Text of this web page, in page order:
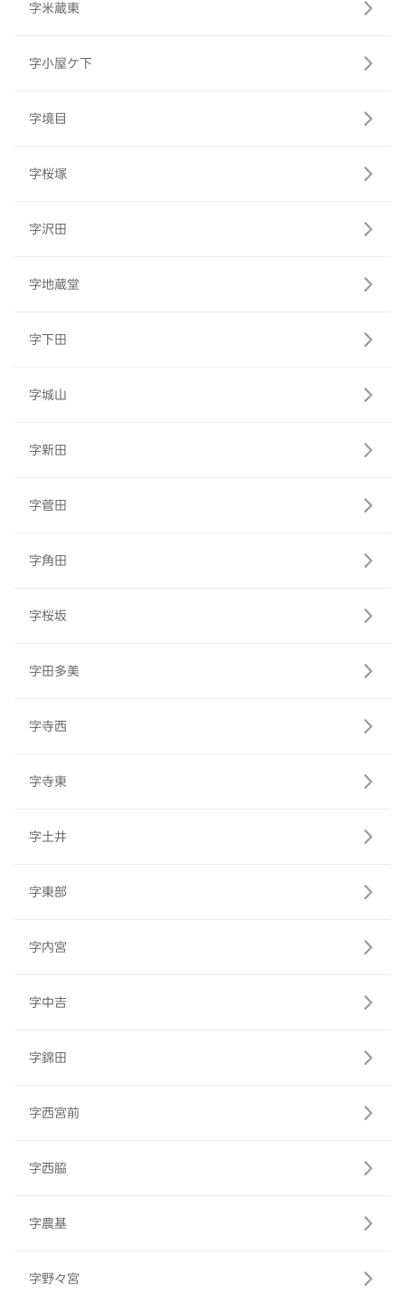
字米蔵東
字小屋ケ下
字境目
字桜塚
字沢田
字地蔵堂
字下田
字城山
字新田
字菅田
字角田
字桜坂
字田多美
字寺西
字寺東
字土井
字東部
字内宮
字中吉
字錦田
字西宮前
字西脇
字農基
字野々宮